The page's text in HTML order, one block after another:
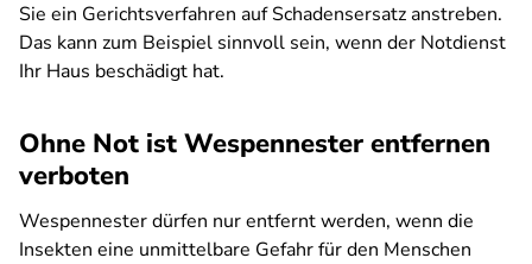
Sie ein Gerichtsverfahren auf Schadensersatz anstreben.
Das kann zum Beispiel sinnvoll sein, wenn der Notdienst
Ihr Haus beschädigt hat.
Ohne Not ist Wespennester entfernen
verboten
Wespennester dürfen nur entfernt werden, wenn die
Insekten eine unmittelbare Gefahr für den Menschen